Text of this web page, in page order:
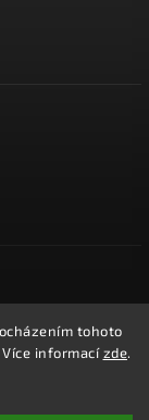
tohoto
informacízde.
vyhrazena.